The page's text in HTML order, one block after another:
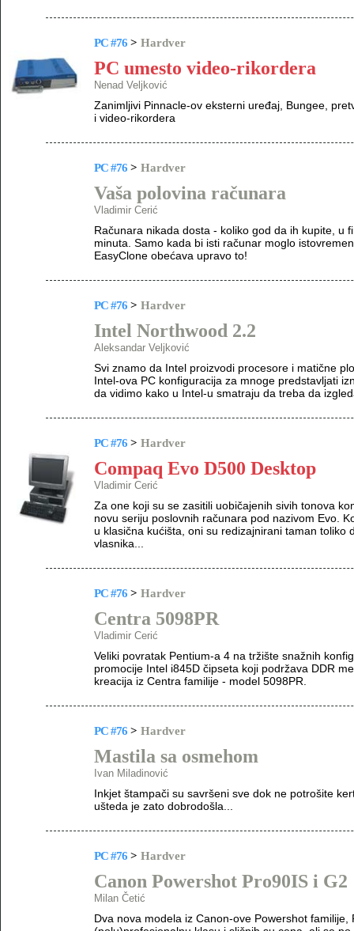
PC #76 > Hardver
PC umesto video-rikordera
Nenad Veljković
Zanimljivi Pinnacle-ov eksterni uređaj, Bungee,
i video-rikordera
PC #76 > Hardver
Vaša polovina računara
Vladimir Cerić
Računara nikada dosta - koliko god da ih kupite, u
minuta. Samo kada bi isti računar moglo
EasyClone obećava upravo to!
PC #76 > Hardver
Intel Northwood 2.2
Aleksandar Veljković
Svi znamo da Intel proizvodi procesore i matične
Intel-ova PC konfiguracija za mnoge predstavljati
da vidimo kako u Intel-u smatraju da treba da
PC #76 > Hardver
Compaq Evo D500 Desktop
Vladimir Cerić
Za one koji su se zasitili uobičajenih sivih tonova
novu seriju poslovnih računara pod nazivom Evo.
u klasična kućišta, oni su redizajnirani taman toliko
vlasnika...
PC #76 > Hardver
Centra 5098PR
Vladimir Cerić
Veliki povratak Pentium-a 4 na tržište snažnih
promocije Intel i845D čipseta koji podržava DDR
kreacija iz Centra familije - model 5098PR.
PC #76 > Hardver
Mastila sa osmehom
Ivan Miladinović
Inkjet štampači su savršeni sve dok ne potrošite
ušteda je zato dobrodošla...
PC #76 > Hardver
Canon Powershot Pro90IS i G2
Milan Četić
Dva nova modela iz Canon-ove Powershot